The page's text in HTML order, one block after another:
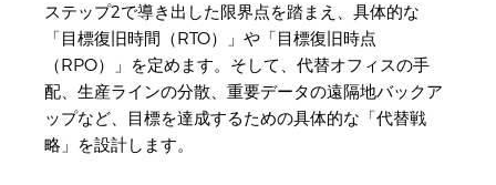
ステップ2で導き出した限界点を踏まえ、具体的な
「目標復旧時間（RTO）」や「目標復旧時点
（RPO）」を定めます。そして、代替オフィスの手
配、生産ラインの分散、重要データの遠隔地バックア
ップなど、目標を達成するための具体的な「代替戦
略」を設計します。